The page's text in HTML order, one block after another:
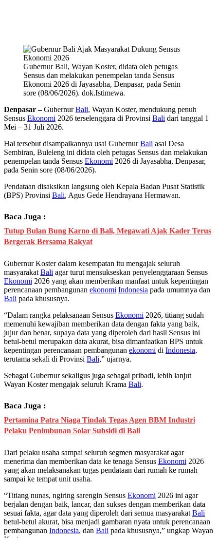
Gubernur Bali, Wayan Koster, didata oleh petugas
Sensus dan melakukan penempelan tanda Sensus
Ekonomi 2026 di Jayasabha, Denpasar, pada Senin
sore (08/06/2026). dok.Istimewa.
Denpasar –GubernurBali, Wayan Koster, mendukung penuh
Sensus Ekonomi 2026 terselenggara di Provinsi Bali dari tanggal 1
Mei – 31 Juli 2026.
Hal tersebut disampaikannya usai GubernurBali asal Desa
Sembiran, Buleleng ini didata oleh petugas Sensus dan melakukan
penempelan tanda Sensus Ekonomi 2026 di Jayasabha, Denpasar,
pada Senin sore (08/06/2026).
Pendataan disaksikan langsung oleh Kepala Badan Pusat Statistik
(BPS) Provinsi Bali, Agus Gede Hendrayana Hermawan.
Baca Juga :
Tutup Bulan Bung Karno di Bali, Megawati Ajak Kader Terus
Bergerak Bersama Rakyat
Gubernur Koster dalam kesempatan itu mengajak seluruh
masyarakat Bali agar turut mensukseskan penyelenggaraan Sensus
Ekonomi 2026 yang akan memberikan manfaat untuk kepentingan
perencanaan pembangunan ekonomi Indonesia pada umumnya dan
Bali pada khususnya.
“Dalam rangka pelaksanaan Sensus Ekonomi 2026, titiang sudah
memenuhi kewajiban memberikan data dengan fakta yang baik,
jujur dan benar, supaya data yang diperoleh dari hasil Sensus ini
betul-betul merupakan data akurat, bisa dimanfaatkan BPS untuk
kepentingan perencanaan pembangunan ekonomi di Indonesia,
terutama sekali di Provinsi Bali,” ujarnya.
Sebagai Gubernur sekaligus juga sebagai pribadi, lebih lanjut
Wayan Koster mengajak seluruh Krama Bali.
Baca Juga :
Pertamina Patra Niaga Tindak Tegas Agen BBM Industri
Pelaku Penimbunan Solar Subsidi di Bali
Dari pelaku usaha sampai seluruh segmen masyarakat agar
menerima dan memberikan data ke tenaga Sensus Ekonomi 2026
yang akan melaksanakan tugas pendataan dari rumah ke rumah
sampai ke tempat unit usaha.
“Titiang nunas, ngiring sarengin Sensus Ekonomi 2026 ini agar
berjalan dengan baik, lancar, dan sukses dengan memberikan data
sesuai fakta, agar data yang diperoleh dari semua masyarakat Bali
betul-betul akurat, bisa menjadi gambaran nyata untuk perencanaan
pembangunan Indonesia, dan Bali pada khususnya,” ungkap Wayan